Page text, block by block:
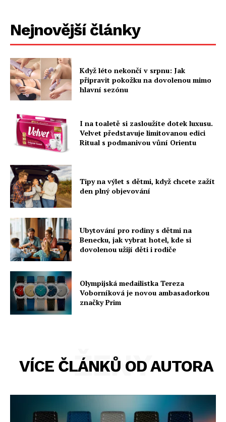
Nejnovější články
Když léto nekončí v srpnu: Jak
připravit pokožku na dovolenou mimo
hlavní sezónu
I na toaletě si zasloužíte dotek luxusu.
Velvet představuje limitovanou edici
Ritual s podmanivou vůní Orientu
Tipy na výlet s dětmi, když chcete zažít
den plný objevování
Ubytování pro rodiny s dětmi na
Benecku, jak vybrat hotel, kde si
dovolenou užijí děti i rodiče
Olympijská medailistka Tereza
Voborníková je novou ambasadorkou
značky Prim
VÍCE ČLÁNKŮ OD AUTORA
ŽENY